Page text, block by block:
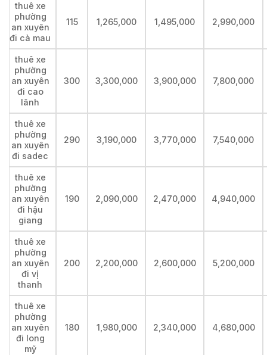
thuê xe
phường
an xuyên
đi cà mau
115 1,265,000 1,495,000 2,990,000
thuê xe
phường
an xuyên
đi cao
lãnh
300 3,300,000 3,900,000 7,800,000
thuê xe
phường
an xuyên
đi sadec
290 3,190,000 3,770,000 7,540,000
thuê xe
phường
an xuyên
đi hậu
giang
190 2,090,000 2,470,000 4,940,000
thuê xe
phường
an xuyên
đi vị
thanh
200 2,200,000 2,600,000 5,200,000
thuê xe
phường
an xuyên
đi long
mỹ
180 1,980,000 2,340,000 4,680,000